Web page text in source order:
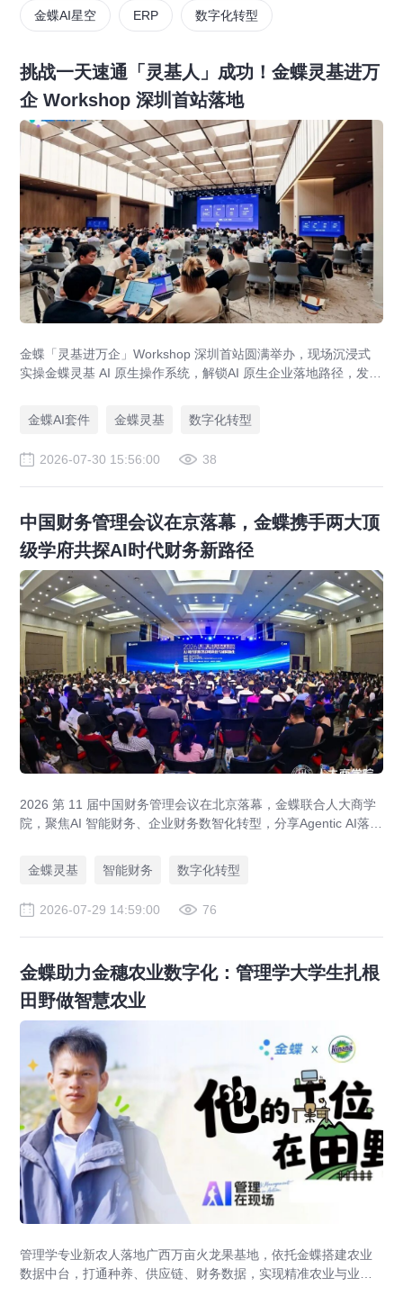
金蝶AI星空 ERP 数字化转型
挑战一天速通「灵基人」成功！金蝶灵基进万
企 Workshop 深圳首站落地
金蝶「灵基进万企」Workshop 深圳首站圆满举办，现场沉浸式
实操金蝶灵基 AI 原生操作系统，解锁AI 原生企业落地路径，发布
业完成数智化升级。
金蝶AI套件 金蝶灵基 数字化转型
2026-07-30 15:56:00 38
中国财务管理会议在京落幕，金蝶携手两大顶
级学府共探AI时代财务新路径
2026 第 11 届中国财务管理会议在北京落幕，金蝶联合人大商学
院，聚焦AI 智能财务、企业财务数智化转型，分享Agentic AI落
全新模式。
金蝶灵基 智能财务 数字化转型
2026-07-29 14:59:00 76
金蝶助力金穗农业数字化：管理学大学生扎根
田野做智慧农业
管理学专业新农人落地广西万亩火龙果基地，依托金蝶搭建农业
数据中台，打通种养、供应链、财务数据，实现精准农业与业财